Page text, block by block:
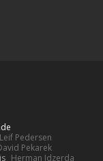
Leif Pedersen
Pekarek
Herman Idzerda